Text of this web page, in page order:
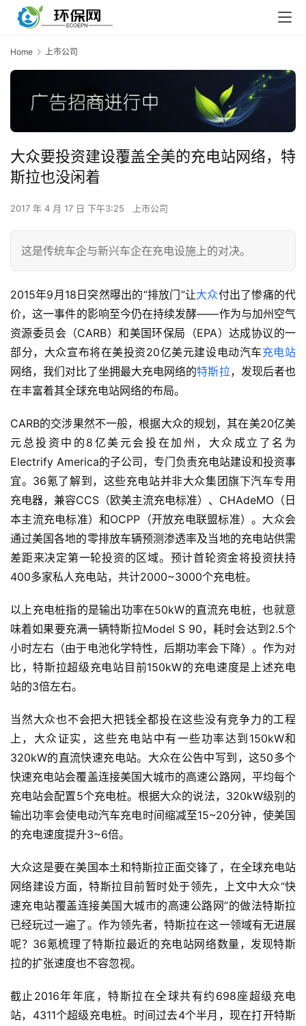
Home 上市公司
大众要投资建设覆盖全美的充电站网络，特
斯拉也没闲着
2017 年 4 月 17 日 下午3:25 上市公司
这是传统车企与新兴车企在充电设施上的对决。
2015年9月18日突然曝出的“排放门”让大众付出了惨痛的代
价，这一事件的影响至今仍在持续发酵——作为与加州空气
资源委员会（CARB）和美国环保局（EPA）达成协议的一
部分，大众宣布将在美投资20亿美元建设电动汽车充电站
网络，我们对比了坐拥最大充电网络的特斯拉，发现后者也
在丰富着其全球充电站网络的布局。
CARB的交涉果然不一般，根据大众的规划，其在美20亿美
元总投资中的8亿美元会投在加州，大众成立了名为
Electrify America的子公司，专门负责充电站建设和投资事
宜。36氪了解到，这些充电站并非大众集团旗下汽车专用
充电器，兼容CCS（欧美主流充电标准）、CHAdeMO（日
本主流充电标准）和OCPP（开放充电联盟标准）。大众会
通过美国各地的零排放车辆预测渗透率及当地的充电站供需
差距来决定第一轮投资的区域。预计首轮资金将投资扶持
400多家私人充电站，共计2000~3000个充电桩。
以上充电桩指的是输出功率在50kW的直流充电桩，也就意
味着如果要充满一辆特斯拉Model S 90，耗时会达到2.5个
小时左右（由于电池化学特性，后期功率会下降）。作为对
比，特斯拉超级充电站目前150kW的充电速度是上述充电
站的3倍左右。
当然大众也不会把大把钱全都投在这些没有竞争力的工程
上，大众证实，这些充电站中有一些功率达到150kW和
320kW的直流快速充电站。大众在公告中写到，这50多个
快速充电站会覆盖连接美国大城市的高速公路网，平均每个
充电站会配置5个充电桩。根据大众的说法，320kW级别的
输出功率会使电动汽车充电时间缩减至15~20分钟，使美国
的充电速度提升3~6倍。
大众这是要在美国本土和特斯拉正面交锋了，在全球充电站
网络建设方面，特斯拉目前暂时处于领先，上文中大众“快
速充电站覆盖连接美国大城市的高速公路网”的做法特斯拉
已经玩过一遍了。作为领先者，特斯拉在这一领域有无进展
呢？36氪梳理了特斯拉最近的充电站网络数量，发现特斯
拉的扩张速度也不容忽视。
截止2016年年底，特斯拉在全球共有约698座超级充电
站，4311个超级充电桩。时间过去4个半月，现在打开特斯